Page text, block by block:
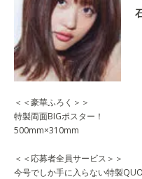
＜＜豪華ふろく＞＞
特製両面BIGポスター！
500mm×310mm
＜＜応募者全員サービス＞＞
今号でしか手に入らない特製